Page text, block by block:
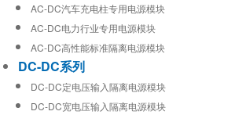
AC-DC汽车充电柱专用电源模块
AC-DC电力行业专用电源模块
AC-DC高性能标准隔离电源模块
DC-DC系列
DC-DC定电压输入隔离电源模块
DC-DC宽电压输入隔离电源模块